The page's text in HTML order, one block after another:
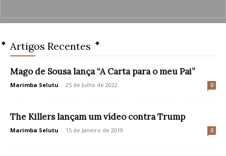
Artigos Recentes
Mago de Sousa lança “A Carta para o meu Pai”
Marimba Selutu - 25 de Julho de 2022 0
The Killers lançam um vídeo contra Trump
Marimba Selutu - 15 de Janeiro de 2019 0